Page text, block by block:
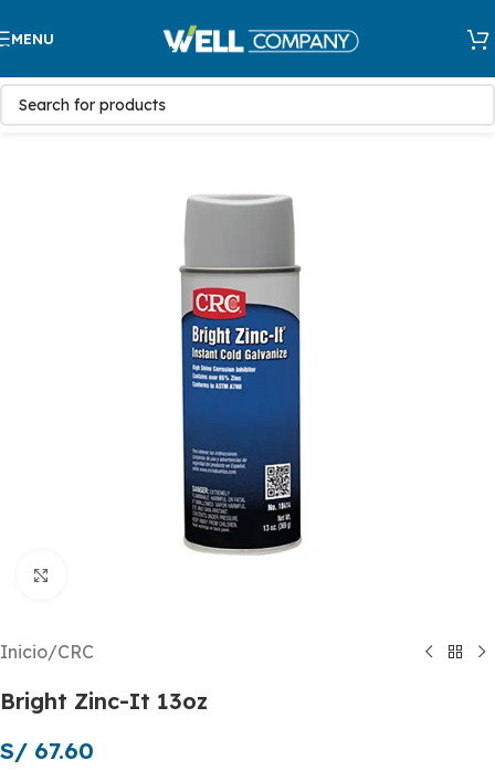
Skip to main content
MENU
Inicio/CRC
Bright Zinc-It 13oz
S/ 67.60